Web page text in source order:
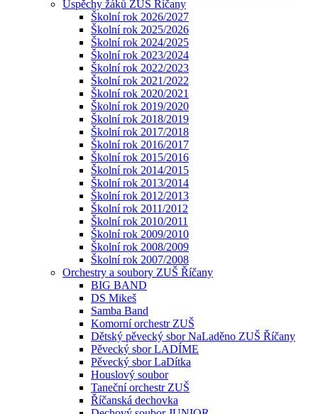
Úspěchy žáků ZUŠ Říčany
Školní rok 2026/2027
Školní rok 2025/2026
Školní rok 2024/2025
Školní rok 2023/2024
Školní rok 2022/2023
Školní rok 2021/2022
Školní rok 2020/2021
Školní rok 2019/2020
Školní rok 2018/2019
Školní rok 2017/2018
Školní rok 2016/2017
Školní rok 2015/2016
Školní rok 2014/2015
Školní rok 2013/2014
Školní rok 2012/2013
Školní rok 2011/2012
Školní rok 2010/2011
Školní rok 2009/2010
Školní rok 2008/2009
Školní rok 2007/2008
Orchestry a soubory ZUŠ Říčany
BIG BAND
DS Mikeš
Samba Band
Komorní orchestr ZUŠ
Dětský pěvecký sbor NaLaděno ZUŠ Říčany
Pěvecký sbor LADÍME
Pěvecký sbor LaDítka
Houslový soubor
Taneční orchestr ZUŠ
Říčanská dechovka